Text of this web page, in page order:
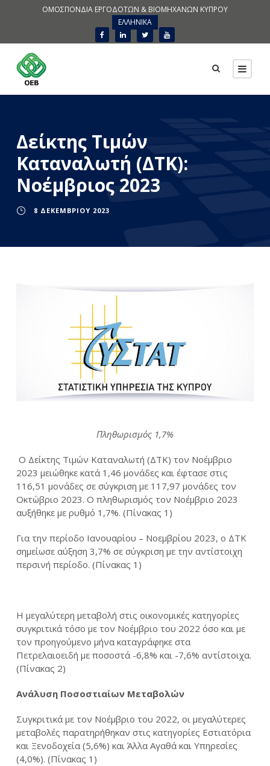
ΟΜΟΣΠΟΝΔΙΑ ΕΡΓΟΔΟΤΩΝ & ΒΙΟΜΗΧΑΝΩΝ ΚΥΠΡΟΥ
ΕΛΛΗΝΙΚΑ
Δείκτης Τιμών
Καταναλωτή (ΔΤΚ):
Νοέμβριος 2023
8 ΔΕΚΕΜΒΡΊΟΥ 2023
Πληθωρισμός 1,7%
Ο Δείκτης Τιμών Καταναλωτή (ΔΤΚ) τον Νοέμβριο
2023 μειώθηκε κατά 1,46 μονάδες και έφτασε στις
116,51 μονάδες σε σύγκριση με 117,97 μονάδες τον
Οκτώβριο 2023. Ο πληθωρισμός τον Νοέμβριο 2023
αυξήθηκε με ρυθμό 1,7%. (Πίνακας 1)
Για την περίοδο Ιανουαρίου – Νοεμβρίου 2023, ο ΔΤΚ
σημείωσε αύξηση 3,7% σε σύγκριση με την αντίστοιχη
περσινή περίοδο. (Πίνακας 1)
Η μεγαλύτερη μεταβολή στις οικονομικές κατηγορίες
συγκριτικά τόσο με τον Νοέμβριο του 2022 όσο και με
τον προηγούμενο μήνα καταγράφηκε στα
Πετρελαιοειδή με ποσοστά -6,8% και -7,6% αντίστοιχα.
(Πίνακας 2)
Ανάλυση Ποσοστιαίων Μεταβολών
Συγκριτικά με τον Νοέμβριο του 2022, οι μεγαλύτερες
μεταβολές παρατηρήθηκαν στις κατηγορίες Εστιατόρια
και Ξενοδοχεία (5,6%) και Άλλα Αγαθά και Υπηρεσίες
(4,0%). (Πίνακας 1)